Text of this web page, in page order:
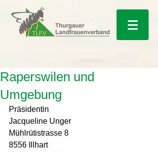
Raperswilen und
Umgebung
Präsidentin
Jacqueline Unger
Mühlrütistrasse 8
8556 Illhart